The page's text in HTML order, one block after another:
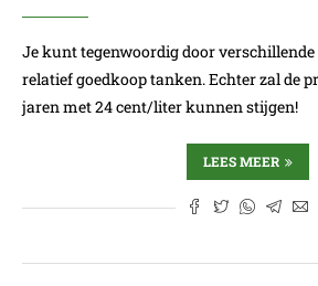
Je kunt tegenwoordig door
relatief goedkoop tanken. Echter zal de
jaren met 24 cent/liter kunnen stijgen!
LEES MEER